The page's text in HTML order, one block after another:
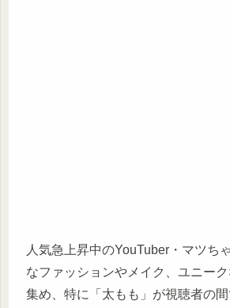
人気急上昇中のYouTuber・マツち
なファッションやメイク、ユニー
集め、特に「太もも」が視聴者の